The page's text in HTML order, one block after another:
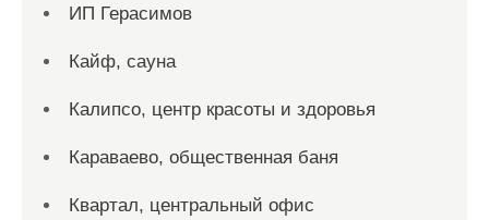
ИП Герасимов
Кайф, сауна
Калипсо, центр красоты и здоровья
Караваево, общественная баня
Квартал, центральный офис